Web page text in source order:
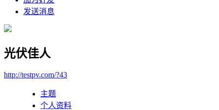
发送消息
光伏佳人
http://testpv.com/?43
主题
个人资料